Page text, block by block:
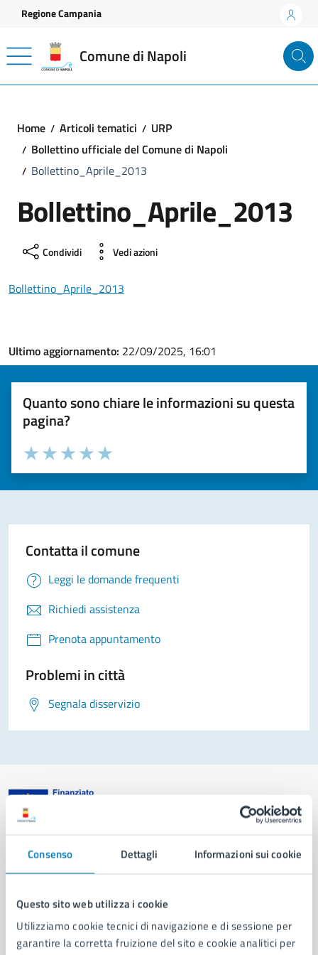
Consenso Dettagli Informazioni sui cookie
Questo sito web utilizza i cookie
Utilizziamo cookie tecnici di navigazione e di sessione per
garantire la corretta fruizione del sito e cookie analitici per
Vai ai contenuti
Vai al footer
Regione Campania
Comune di Napoli
Home Articoli tematici
URP
Bollettino ufficiale del Comune di Napoli
Bollettino_Aprile_2013
Bollettino_Aprile_2013
Condividi Vedi azioni
Bollettino_Aprile_2013
Ultimo aggiornamento: 22/09/2025, 16:01
Quanto sono chiare le informazioni su questa
pagina?
Valuta la chiarezza delle informazioni (da 1 a 5 stelle)
Seleziona il numero di stelle per valutare la chiarezza delle
Valuta 5 stelle su 5
Valuta 4 stelle su 5
Valuta 3 stelle su 5
Valuta 2 stelle su 5
Valuta 1 stelle su 5
Contatta il comune
Leggi le domande frequenti
Richiedi assistenza
Prenota appuntamento
Problemi in città
Segnala disservizio
Aree amministrative
Organi di governo
Municipalità